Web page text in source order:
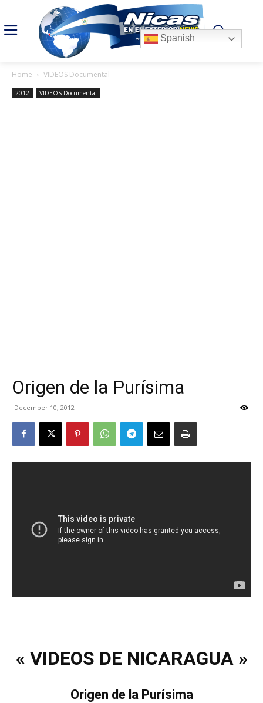
Home VIDEOS Documental
2012 VIDEOS Documental
Origen de la Purísima
December 10, 2012
« VIDEOS DE NICARAGUA »
Origen de la Purísima
Spanish